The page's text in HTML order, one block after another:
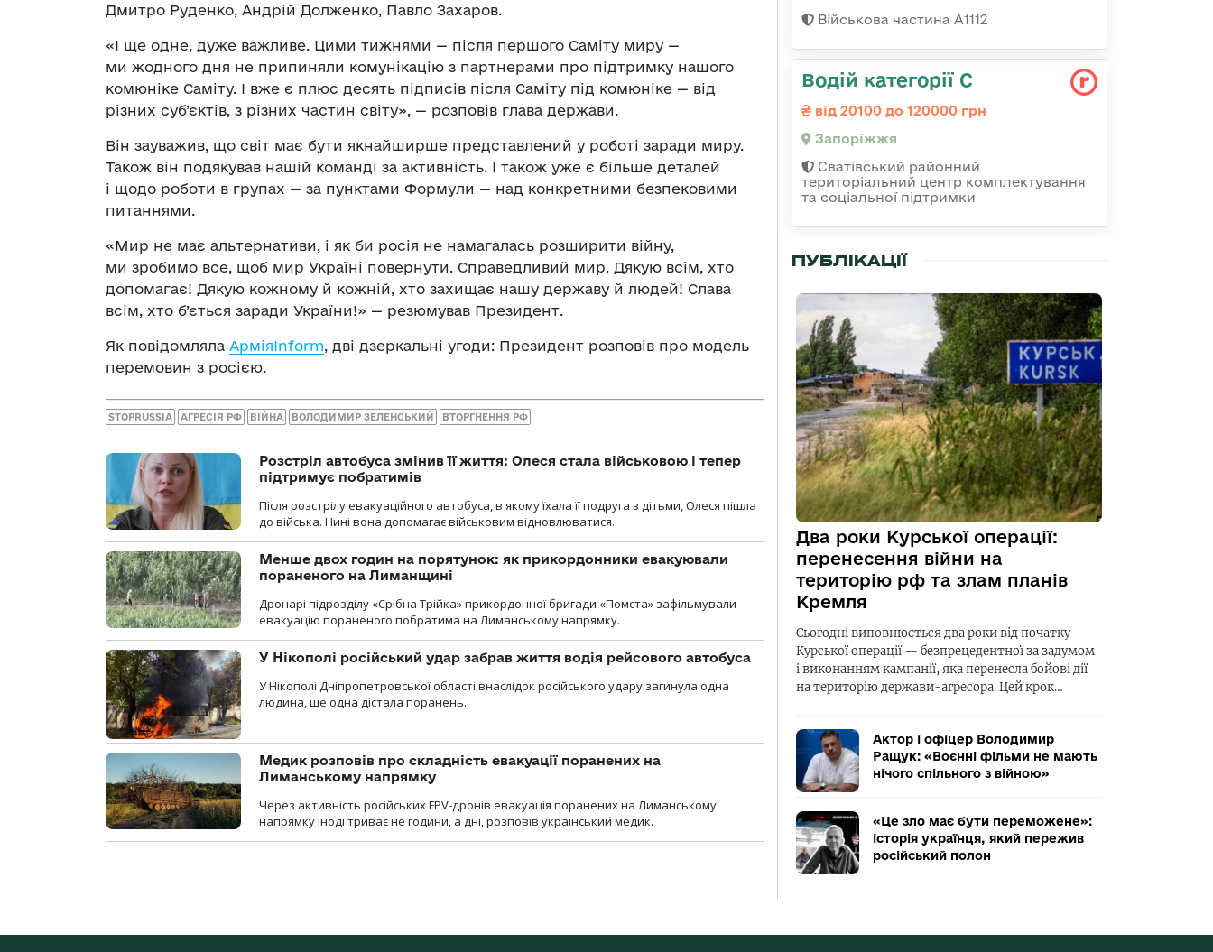
Дмитро Руденко, Андрій Долженко, Павло Захаров.
«І ще одне, дуже важливе. Цими тижнями — після першого Саміту миру —
ми жодного дня не припиняли комунікацію з партнерами про підтримку нашого
комюніке Саміту. І вже є плюс десять підписів після Саміту під комюніке — від
різних суб’єктів, з різних частин світу», — розповів глава держави.
Він зауважив, що світ має бути якнайширше представлений у роботі заради миру.
Також він подякував нашій команді за активність. І також уже є більше деталей
і щодо роботи в групах — за пунктами Формули — над конкретними безпековими
питаннями.
«Мир не має альтернативи, і як би росія не намагалась розширити війну,
ми зробимо все, щоб мир Україні повернути. Справедливий мир. Дякую всім, хто
допомагає! Дякую кожному й кожній, хто захищає нашу державу й людей! Слава
всім, хто б’ється заради України!» — резюмував Президент.
Як повідомляла АрміяInform, дві дзеркальні угоди: Президент розповів про модель
перемовин з росією.
STOPRUSSIA АГРЕСІЯ РФ ВІЙНА ВОЛОДИМИР ЗЕЛЕНСЬКИЙ ВТОРГНЕННЯ РФ
Розстріл автобуса змінив її життя: Олеся стала військовою і тепер
підтримує побратимів
Після розстрілу евакуаційного автобуса, в якому їхала її подруга з дітьми, Олеся пішла
до війська. Нині вона допомагає військовим відновлюватися.
Менше двох годин на порятунок: як прикордонники евакуювали
пораненого на Лиманщині
Дронарі підрозділу «Срібна Трійка» прикордонної бригади «Помста» зафільмували
евакуацію пораненого побратима на Лиманському напрямку.
У Нікополі російський удар забрав життя водія рейсового автобуса
У Нікополі Дніпропетровської області внаслідок російського удару загинула одна
людина, ще одна дістала поранень.
Медик розповів про складність евакуації поранених на
Лиманському напрямку
Через активність російських FPV-дронів евакуація поранених на Лиманському
напрямку іноді триває не години, а дні, розповів український медик.
Військова частина А1112
Водій категорії С
від 20100 до 120000 грн
Запоріжжя
Сватівський районний
територіальний центр комплектування
та соціальної підтримки
ПУБЛІКАЦІЇ
Два роки Курської операції:
перенесення війни на
територію рф та злам планів
Кремля
Сьогодні виповнюється два роки від початку
Курської операції — безпрецедентної за задумом
і виконанням кампанії, яка перенесла бойові дії
на територію держави-агресора. Цей крок…
Актор і офіцер Володимир
Ращук: «Воєнні фільми не мають
нічого спільного з війною»
«Це зло має бути переможене»:
історія українця, який пережив
російський полон